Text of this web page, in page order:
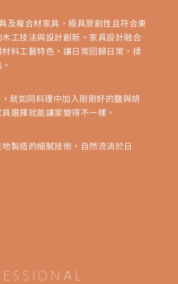
及複合材家具，極具原創性且符合東
工技法與設計創新。家具設計融合
料工藝特色，讓日常回歸日常，揉
就如同料理中加入剛剛好的鹽與胡
選擇就能讓家變得不一樣。
製造的細膩技術，自然流淌於日